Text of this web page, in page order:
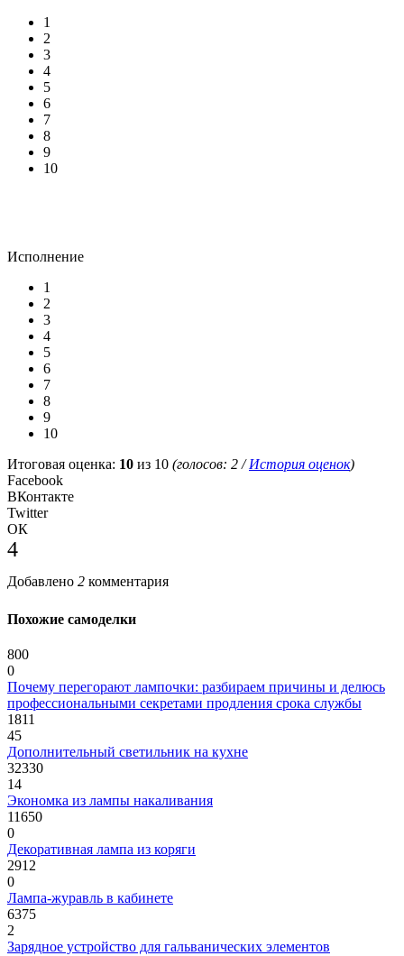
1
2
3
4
5
6
7
8
9
10
Исполнение
1
2
3
4
5
6
7
8
9
10
Итоговая оценка: 10 из 10 (голосов: 2 /История оценок)
Facebook
ВКонтакте
Twitter
ОК
4
Добавлено 2 комментария
Похожие самоделки
800
0
Почему перегорают лампочки: разбираем причины и делюсь
профессиональными секретами продления срока службы
1811
45
Дополнительный светильник на кухне
32330
14
Экономка из лампы накаливания
11650
0
Декоративная лампа из коряги
2912
0
Лампа-журавль в кабинете
6375
2
Зарядное устройство для гальванических элементов